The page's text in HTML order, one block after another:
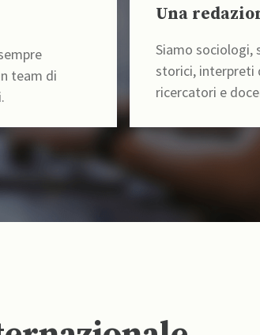
team di
Una
Siamo sociologi,
storici, interpreti
ricercatori e